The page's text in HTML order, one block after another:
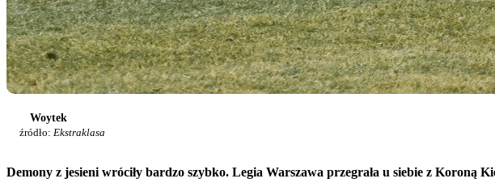
Woytek
źródło: Ekstraklasa
Demony z jesieni wróciły bardzo szybko. Legia Warszawa przegrała u siebie z Koroną